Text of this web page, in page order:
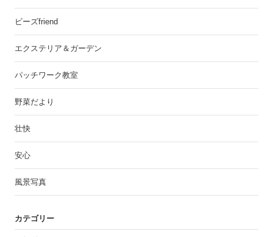
ビーズfriend
エクステリア＆ガーデン
パッチワーク教室
野菜だより
壮快
安心
風景写真
カテゴリー